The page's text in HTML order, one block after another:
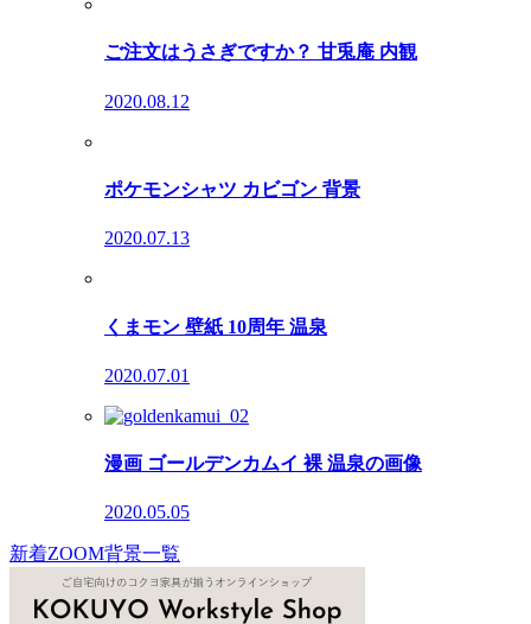
ご注文はうさぎですか？ 甘兎庵 内観
2020.08.12
ポケモンシャツ カビゴン 背景
2020.07.13
くまモン 壁紙 10周年 温泉
2020.07.01
漫画 ゴールデンカムイ 裸 温泉の画像
2020.05.05
新着ZOOM背景一覧